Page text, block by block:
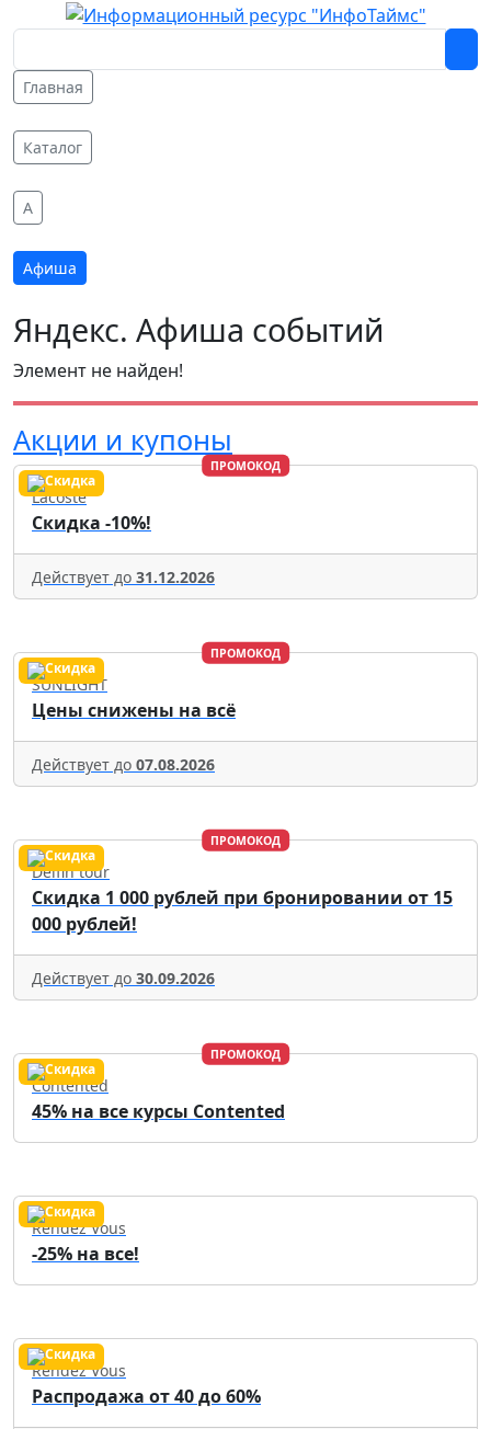
Главная
Каталог
A
Афиша
Яндекс. Афиша событий
Элемент не найден!
Акции и купоны
ПРОМОКОД
Lacoste
Скидка -10%!
Действует до 31.12.2026
ПРОМОКОД
SUNLIGHT
Цены снижены на всё
Действует до 07.08.2026
ПРОМОКОД
Delfin tour
Скидка 1 000 рублей при бронировании от 15
000 рублей!
Действует до 30.09.2026
ПРОМОКОД
Contented
45% на все курсы Contented
Rendez Vous
-25% на все!
Rendez Vous
Распродажа от 40 до 60%